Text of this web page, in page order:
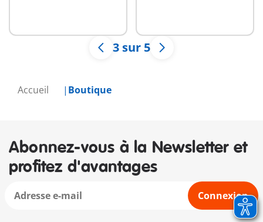
Accueil Boutique
3 sur 5
Abonnez-vous à la Newsletter et
profitez d'avantages
Connexion